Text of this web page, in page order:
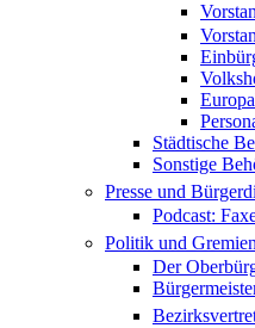
Städtische
Sonstige
Presse und
Podcast:
Politik und Gremien
Der